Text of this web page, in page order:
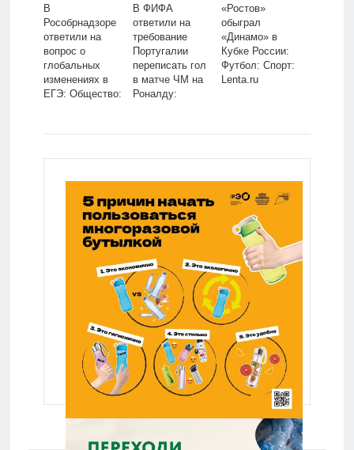
В
Рособрнадзоре
ответили на
вопрос о
глобальных
изменениях в
ЕГЭ: Общество:
В ФИФА
ответили на
требование
Португалии
переписать гол
в матче ЧМ на
Роналду:
«Ростов»
обыграл
«Динамо» в
Кубке России:
Футбол: Спорт:
Lenta.ru